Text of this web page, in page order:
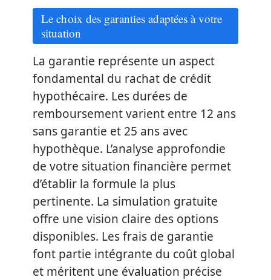
Le choix des garanties adaptées à votre
situation
La garantie représente un aspect
fondamental du rachat de crédit
hypothécaire. Les durées de
remboursement varient entre 12 ans
sans garantie et 25 ans avec
hypothèque. L’analyse approfondie
de votre situation financière permet
d’établir la formule la plus
pertinente. La simulation gratuite
offre une vision claire des options
disponibles. Les frais de garantie
font partie intégrante du coût global
et méritent une évaluation précise